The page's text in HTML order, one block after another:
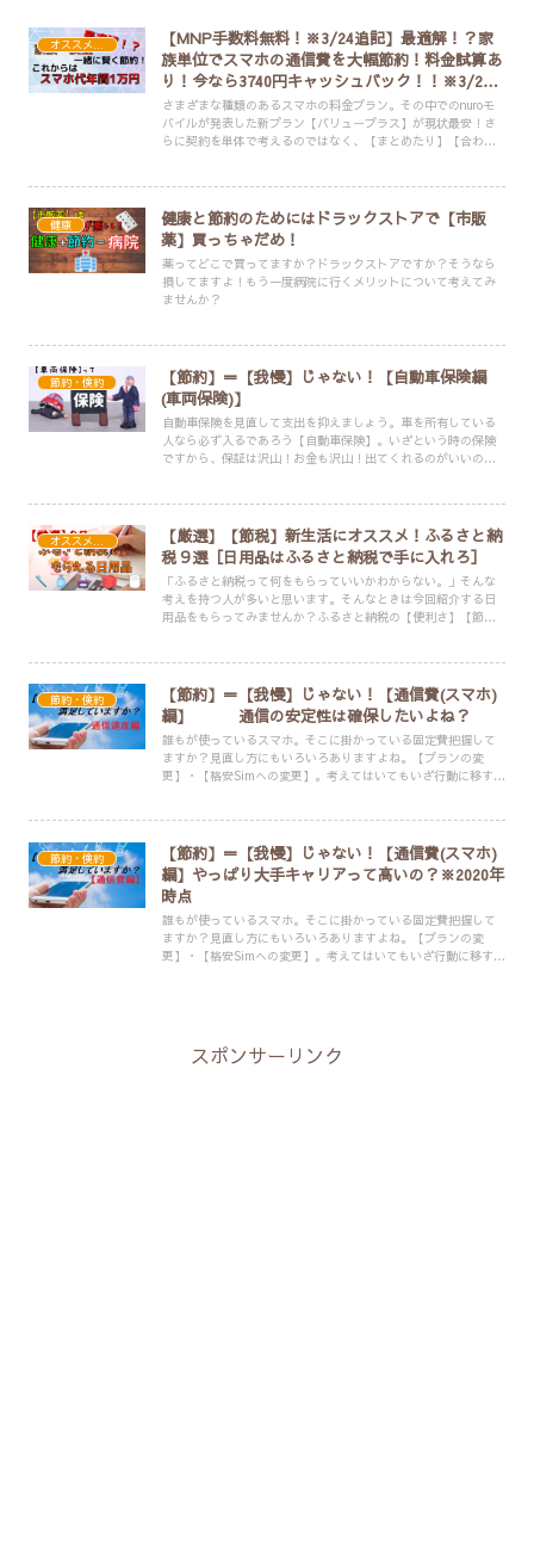
【MNP手数料無料！※3/24追記】最適解！？家
族単位でスマホの通信費を大幅節約！料金試算あ
り！今なら3740円キャッシュバック！！※3/29
まで
さまざまな種類のあるスマホの料金プラン。その中でのnuroモ
バイルが発表した新プラン【バリュープラス】が現状最安！さ
らに契約を単体で考えるのではなく、【まとめたり】【合わせ
健康
健康と節約のためにはドラックストアで【市販
薬】買っちゃだめ！
薬ってどこで買ってますか？ドラックストアですか？そうなら
損してますよ！もう一度病院に行くメリットについて考えてみ
ませんか？
節約・倹約
【節約】＝【我慢】じゃない！【自動車保険編
(車両保険)】
自動車保険を見直して支出を抑えましょう。車を所有している
人なら必ず入るであろう【自動車保険】。いざという時の保険
ですから、保証は沢山！お金も沢山！出てくれるのがいいのは
【厳選】【節税】新生活にオススメ！ふるさと納
税９選［日用品はふるさと納税で手に入れろ］
「ふるさと納税って何をもらっていいかわからない。」そんな
考えを持つ人が多いと思います。そんなときは今回紹介する日
用品をもらってみませんか？ふるさと納税の【便利さ】【節税
節約・倹約
【節約】＝【我慢】じゃない！【通信費(スマホ)
編】 通信の安定性は確保したいよね？
誰もが使っているスマホ。そこに掛かっている固定費把握して
ますか？見直し方にもいろいろありますよね。【プランの変
更】・【格安Simへの変更】。考えてはいてもいざ行動に移すと
節約・倹約
【節約】＝【我慢】じゃない！【通信費(スマホ)
編】やっぱり大手キャリアって高いの？※2020年
時点
誰もが使っているスマホ。そこに掛かっている固定費把握して
ますか？見直し方にもいろいろありますよね。【プランの変
更】・【格安Simへの変更】。考えてはいてもいざ行動に移すと
スポンサーリンク